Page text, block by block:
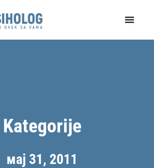
Kategorije
мај 31, 2011